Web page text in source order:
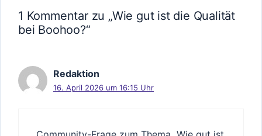
1 Kommentar zu „Wie gut ist die Qualität
bei Boohoo?“
Redaktion
16. April 2026 um 16:15 Uhr